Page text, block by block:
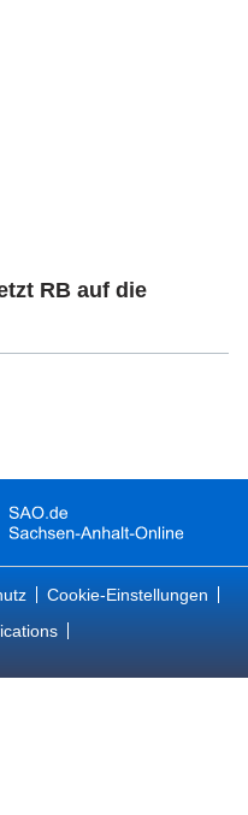
RB auf die
Cookie-Einstellungen